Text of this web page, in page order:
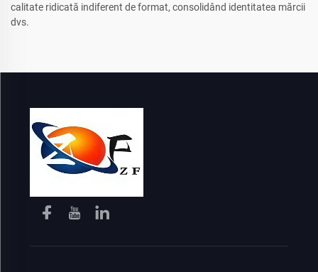
calitate ridicată indiferent de format, consolidând identitatea mărcii
dvs.